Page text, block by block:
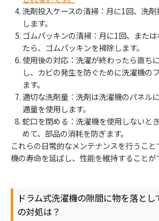
洗剤投入ケースの清掃：月に1回、洗
します。
ゴムパッキンの清掃：月に1回、また
たら、ゴムパッキンを掃除します。
使用後の対応：洗濯が終わったら直ち
し、カビの発生を防ぐために洗濯機の
ます。
適切な洗剤量：洗剤は洗濯機のパネル
適量を使用します。
蛇口を閉める：洗濯機を使用しないと
めて、部品の消耗を防ぎます。
これらの日常的なメンテナンスを行うこ
機の寿命を延ばし、性能を維持することが
ドラム式洗濯機の隙間に物を落と
の対処は？